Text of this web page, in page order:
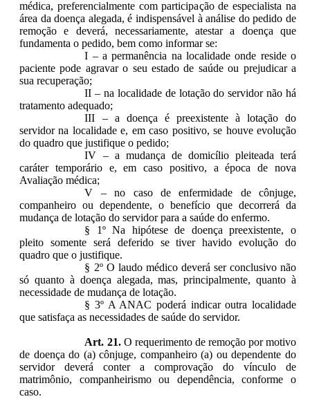
médica, preferencialmente com participação de especialista na
área da doença alegada, é indispensável à análise do pedido de
remoção e deverá, necessariamente, atestar a doença que
fundamenta o pedido, bem como informar se:
I – a permanência na localidade onde reside o
paciente pode agravar o seu estado de saúde ou prejudicar a
sua recuperação;
II – na localidade de lotação do servidor não há
tratamento adequado;
III – a doença é preexistente à lotação do
servidor na localidade e, em caso positivo, se houve evolução
do quadro que justifique o pedido;
IV – a mudança de domicílio pleiteada terá
caráter temporário e, em caso positivo, a época de nova
Avaliação médica;
V – no caso de enfermidade de cônjuge,
companheiro ou dependente, o benefício que decorrerá da
mudança de lotação do servidor para a saúde do enfermo.
§ 1º Na hipótese de doença preexistente, o
pleito somente será deferido se tiver havido evolução do
quadro que o justifique.
§ 2º O laudo médico deverá ser conclusivo não
só quanto à doença alegada, mas, principalmente, quanto à
necessidade de mudança de lotação.
§ 3º A ANAC poderá indicar outra localidade
que satisfaça as necessidades de saúde do servidor.
Art. 21.O requerimento de remoção por motivo
de doença do (a) cônjuge, companheiro (a) ou dependente do
servidor deverá conter a comprovação do vínculo de
matrimônio, companheirismo ou dependência, conforme o
caso.